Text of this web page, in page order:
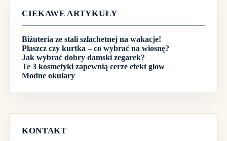
CIEKAWE ARTYKUŁY
Biżuteria ze stali szlachetnej na wakacje!
Płaszcz czy kurtka – co wybrać na wiosnę?
Jak wybrać dobry damski zegarek?
Te 3 kosmetyki zapewnią cerze efekt glow
Modne okulary
KONTAKT